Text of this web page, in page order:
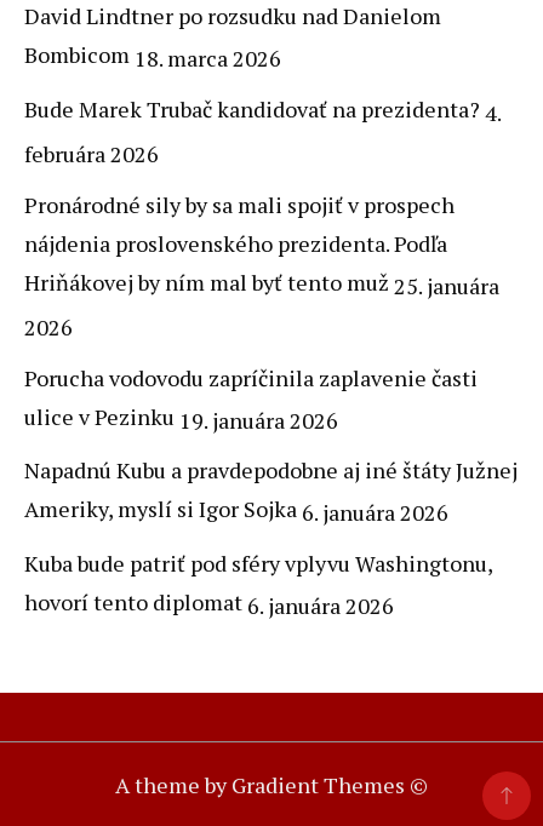
David Lindtner po rozsudku nad Danielom
Bombicom 18. marca 2026
Bude Marek Trubač kandidovať na prezidenta? 4.
februára 2026
Pronárodné sily by sa mali spojiť v prospech
nájdenia proslovenského prezidenta. Podľa
Hriňákovej by ním mal byť tento muž 25. januára
2026
Porucha vodovodu zapríčinila zaplavenie časti
ulice v Pezinku 19. januára 2026
Napadnú Kubu a pravdepodobne aj iné štáty Južnej
Ameriky, myslí si Igor Sojka 6. januára 2026
Kuba bude patriť pod sféry vplyvu Washingtonu,
hovorí tento diplomat 6. januára 2026
A theme by Gradient Themes ©